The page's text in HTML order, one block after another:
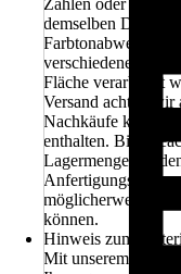
Zahlen oder
demselben
verschiedenen
Fläche verarbeitet
Versand achten
Nachkäufe können
enthalten. Bitte
Lagermengen in
möglicherweise
können.
Hinweis zum
Mit unserem